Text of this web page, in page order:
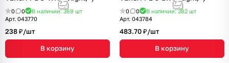
0 0 В наличии: 369 шт
Арт. 043770
238 ₽/шт
В корзину
0 0 В наличии: 382 шт
Арт. 043784
483.70 ₽/шт
В корзину